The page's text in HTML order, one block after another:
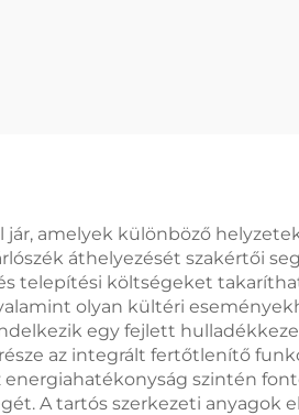
amelyek különböző
áthelyezését szakértői
telepítési költségeket
olyan kültéri
egy fejlett
az integrált fertőtlenítő
szintén
A tartós szerkezeti anyagok